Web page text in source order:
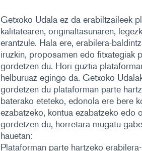
Getxoko Udala ez da erabiltzaileek
kalitatearen, originaltasunaren,
erantzule. Hala ere, erabilera-
iruzkin, proposamen edo fitxategiak
gordetzen du. Hori guztia
helburuaz egingo da. Getxoko
gordetzen du plataforman parte
baterako eteteko, edonola ere bere
ezabatzeko, kontua ezabatzeko edo
gordetzen du, horretara mugatu
hauetan:
Plataforman parte hartzeko